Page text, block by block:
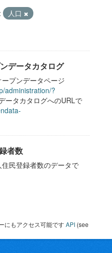
人口
データカタログ
プンデータページ
administration/?
ータカタログへのURLで
者数
民登録者数のデータで
にもアクセス可能ですAPI (see